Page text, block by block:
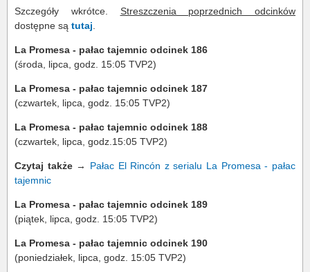
Szczegóły wkrótce. Streszczenia poprzednich odcinków
dostępne są tutaj.
La Promesa - pałac tajemnic odcinek 186
(środa, lipca, godz. 15:05 TVP2)
La Promesa - pałac tajemnic odcinek 187
(czwartek, lipca, godz. 15:05 TVP2)
La Promesa - pałac tajemnic odcinek 188
(czwartek, lipca, godz.15:05 TVP2)
Czytaj także→ Pałac El Rincón z serialu La Promesa - pałac
tajemnic
La Promesa - pałac tajemnic odcinek 189
(piątek, lipca, godz. 15:05 TVP2)
La Promesa - pałac tajemnic odcinek 190
(poniedziałek, lipca, godz. 15:05 TVP2)